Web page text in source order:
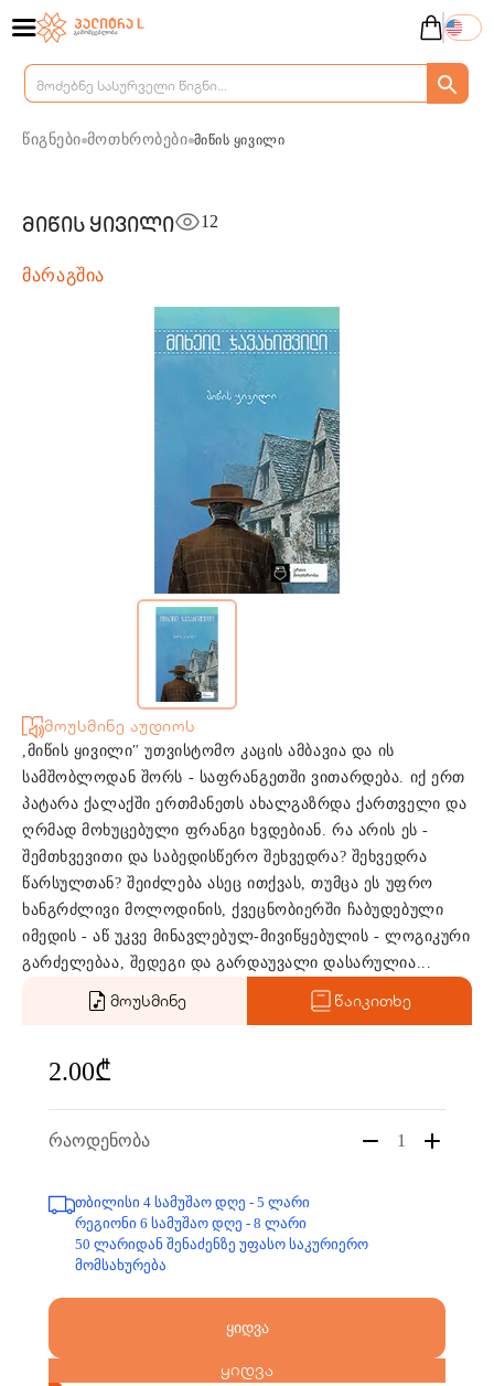
წიგნები მოთხრობები მიწის ყივილი
მიწის ყივილი 12
მარაგშია
,მიწის ყივილი" უთვისტომო კაცის ამბავია და ის
სამშობლოდან შორს - საფრანგეთში ვითარდება. იქ ერთ
პატარა ქალაქში ერთმანეთს ახალგაზრდა ქართველი და
ღრმად მოხუცებული ფრანგი ხვდებიან. რა არის ეს -
შემთხვევითი და საბედისწერო შეხვედრა? შეხვედრა
წარსულთან? შეიძლება ასეც ითქვას, თუმცა ეს უფრო
ხანგრძლივი მოლოდინის, ქვეცნობიერში ჩაბუდებული
იმედის - აწ უკვე მინავლებულ-მივიწყებულის - ლოგიკური
გარძელებაა, შედეგი და გარდაუვალი დასარულია...
მოუსმინე აუდიოს
მოუსმინე წაიკითხე
2.00₾
რაოდენობა 1
თბილისი 4 სამუშაო დღე - 5 ლარი
რეგიონი 6 სამუშაო დღე - 8 ლარი
50 ლარიდან შენაძენზე უფასო საკურიერო
მომსახურება
ყიდვა
ყიდვა